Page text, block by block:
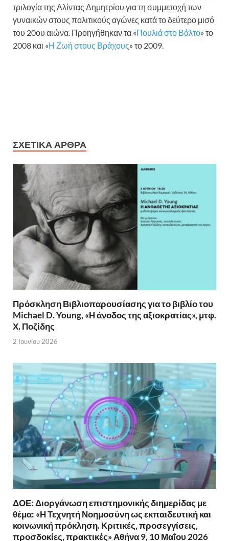
τριλογία της Αλίντας Δημητρίου για τη συμμετοχή των
γυναικών στους πολιτικούς αγώνες κατά το δεύτερο μισό
του 20ου αιώνα. Προηγήθηκαν τα «Πουλιά στο Βάλτο» το
2008 και «Η Ζωή στους Βράχους» το 2009.
ΣΧΕΤΙΚΆ ΆΡΘΡΑ
Πρόσκληση Βιβλιοπαρουσίασης για το βιβλίο του
Michael D. Young, «Η άνοδος της αξιοκρατίας», μτφ.
Χ. Ποζίδης
2 Ιουνίου 2026
ΔΟΕ: Διοργάνωση επιστημονικής διημερίδας με
θέμα: «Η Τεχνητή Νοημοσύνη ως εκπαιδευτική και
κοινωνική πρόκληση. Κριτικές, προσεγγίσεις,
προσδοκίες, πρακτικές» Αθήνα 9, 10 Μαΐου 2026